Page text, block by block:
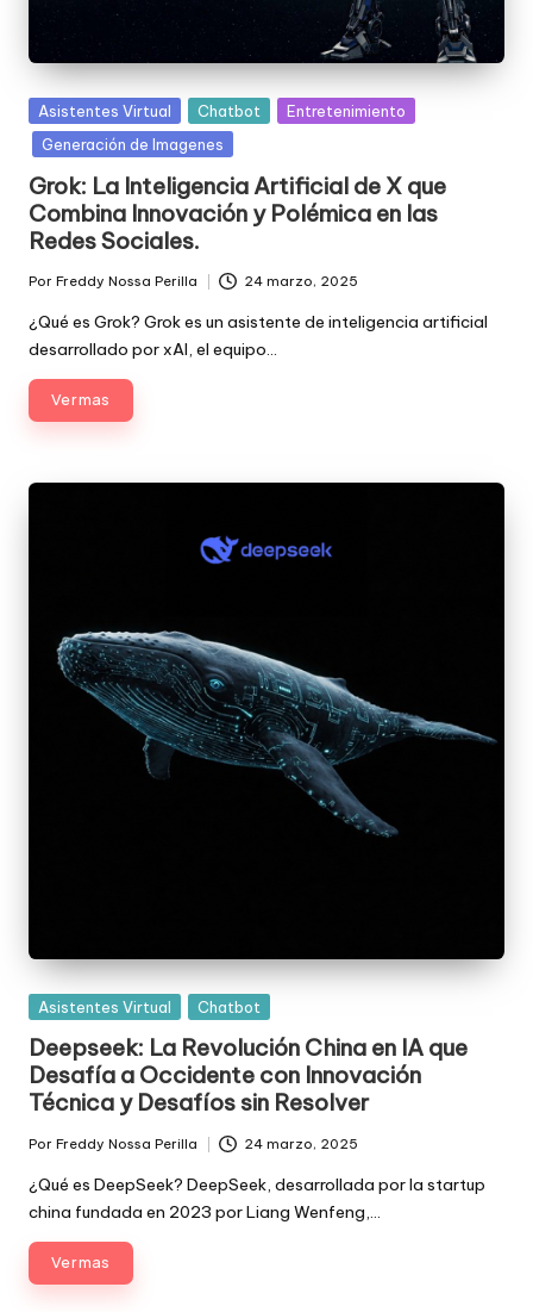
Posted
in
Asistentes Virtual Chatbot
Entretenimiento
Generación de Imagenes
Grok: La Inteligencia Artificial de X que
Combina Innovación y Polémica en las
Redes Sociales.
Publicado
por
Por Freddy Nossa Perilla 24 marzo, 2025
¿Qué es Grok? Grok es un asistente de inteligencia artificial
desarrollado por xAI, el equipo…
Ver mas
Posted
Asistentes Virtual Chatbot
Deepseek: La Revolución China en IA que
Desafía a Occidente con Innovación
Técnica y Desafíos sin Resolver
Publicado
por
Por Freddy Nossa Perilla 24 marzo, 2025
¿Qué es DeepSeek? DeepSeek, desarrollada por la startup
china fundada en 2023 por Liang Wenfeng,…
Ver mas